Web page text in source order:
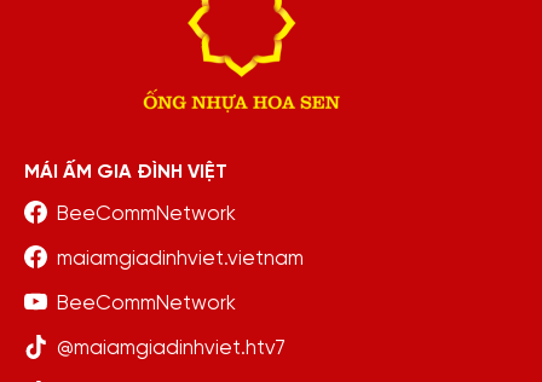
MÁI ẤM GIA ĐÌNH VIỆT
BeeCommNetwork
maiamgiadinhviet.vietnam
BeeCommNetwork
@maiamgiadinhviet.htv7